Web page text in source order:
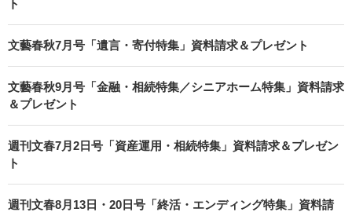
ト
文藝春秋7月号「遺言・寄付特集」資料請求＆プレゼント
文藝春秋9月号「金融・相続特集／シニアホーム特集」資料請求
＆プレゼント
週刊文春7月2日号「資産運用・相続特集」資料請求＆プレゼン
ト
週刊文春8月13日・20日号「終活・エンディング特集」資料請